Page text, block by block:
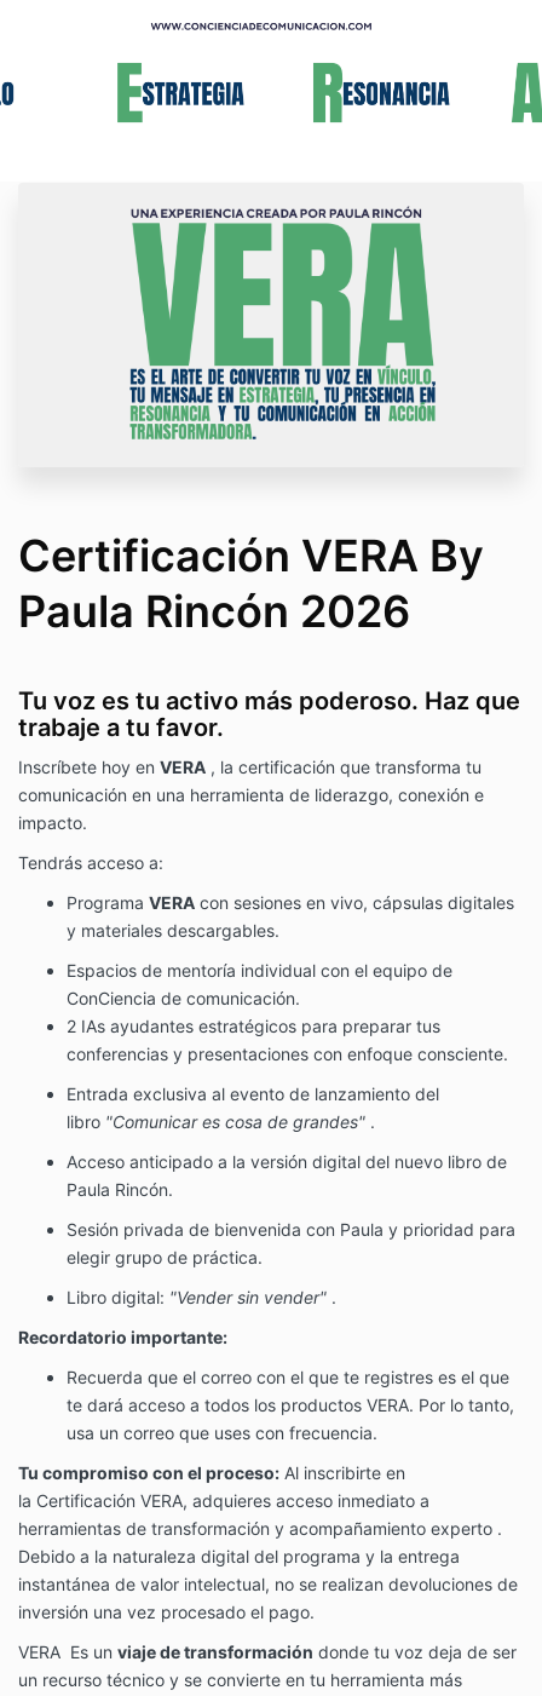
Certificación VERA By
Paula Rincón 2026
Tu voz es tu activo más poderoso. Haz que
trabaje a tu favor.
Inscríbete hoy en VERA , la certificación que transforma tu
comunicación en una herramienta de liderazgo, conexión e
impacto.
Tendrás acceso a:
Programa VERA con sesiones en vivo, cápsulas digitales
y materiales descargables.
Espacios de mentoría individual con el equipo de
ConCiencia de comunicación.
2 IAs ayudantes estratégicos para preparar tus
conferencias y presentaciones con enfoque consciente.
Entrada exclusiva al evento de lanzamiento del
libro "Comunicar es cosa de grandes" .
Acceso anticipado a la versión digital del nuevo libro de
Paula Rincón.
Sesión privada de bienvenida con Paula y prioridad para
elegir grupo de práctica.
Libro digital: "Vender sin vender" .
Recordatorio importante:
Recuerda que el correo con el que te registres es el que
te dará acceso a todos los productos VERA. Por lo tanto,
usa un correo que uses con frecuencia.
Tu compromiso con el proceso: Al inscribirte en
la Certificación VERA, adquieres acceso inmediato a
herramientas de transformación y acompañamiento experto .
Debido a la naturaleza digital del programa y la entrega
instantánea de valor intelectual, no se realizan devoluciones de
inversión una vez procesado el pago.
VERA Es un viaje de transformación donde tu voz deja de ser
un recurso técnico y se convierte en tu herramienta más